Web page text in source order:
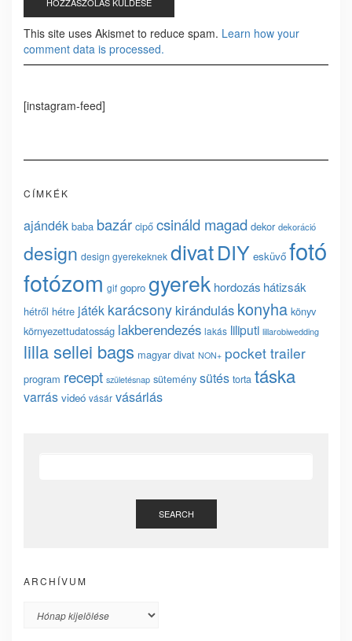
This site uses Akismet to reduce spam. Learn how your
comment data is processed.
[instagram-feed]
CÍMKÉK
ajándék baba bazár cipő csináld magad dekor dekoráció
design design gyerekeknek divatDIY esküvő fotó
fotózom gif gopro gyerek hordozás hátizsák
hétről hétre játék karácsony kirándulás konyha könyv
környezettudatosság lakberendezés lakás liliputi lillarobiwedding
lilla sellei bags magyar divat NON+ pocket trailer
program recept születésnap sütemény sütés torta táska
varrás videó vásár vásárlás
SEARCH
ARCHÍVUM
Archívum